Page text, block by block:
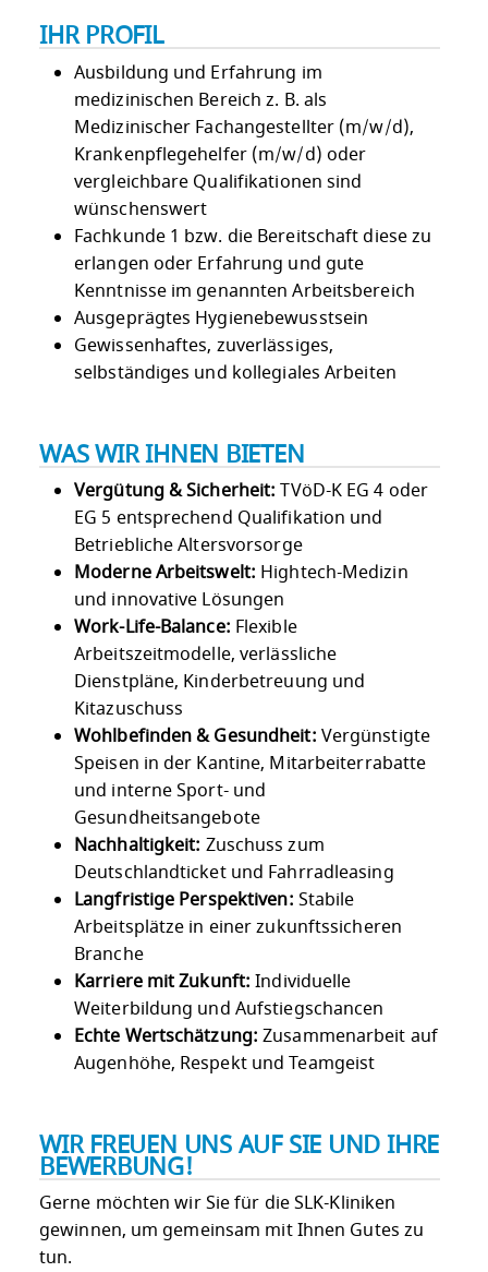
IHR PROFIL
Ausbildung und Erfahrung im
medizinischen Bereich z. B. als
Medizinischer Fachangestellter (m/w/d),
Krankenpflegehelfer (m/w/d) oder
vergleichbare Qualifikationen sind
wünschenswert
Fachkunde 1 bzw. die Bereitschaft diese zu
erlangen oder Erfahrung und gute
Kenntnisse im genannten Arbeitsbereich
Ausgeprägtes Hygienebewusstsein
Gewissenhaftes, zuverlässiges,
selbständiges und kollegiales Arbeiten
WAS WIR IHNEN BIETEN
Vergütung & Sicherheit: TVöD-K EG 4 oder
EG 5 entsprechend Qualifikation und
Betriebliche Altersvorsorge
Moderne Arbeitswelt: Hightech-Medizin
und innovative Lösungen
Work-Life-Balance: Flexible
Arbeitszeitmodelle, verlässliche
Dienstpläne, Kinderbetreuung und
Kitazuschuss
Wohlbefinden & Gesundheit: Vergünstigte
Speisen in der Kantine, Mitarbeiterrabatte
und interne Sport- und
Gesundheitsangebote
Nachhaltigkeit: Zuschuss zum
Deutschlandticket und Fahrradleasing
Langfristige Perspektiven: Stabile
Arbeitsplätze in einer zukunftssicheren
Branche
Karriere mit Zukunft: Individuelle
Weiterbildung und Aufstiegschancen
Echte Wertschätzung: Zusammenarbeit auf
Augenhöhe, Respekt und Teamgeist
WIR FREUEN UNS AUF SIE UND IHRE
BEWERBUNG!
Gerne möchten wir Sie für die SLK-Kliniken
gewinnen, um gemeinsam mit Ihnen Gutes zu
tun.